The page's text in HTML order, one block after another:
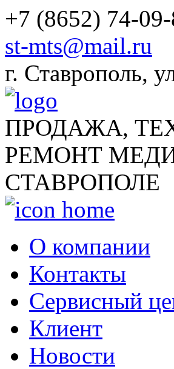
+7 (8652) 74-
st-mts@mail.ru
г. Ставрополь,
ПРОДАЖА,
РЕМОНТ
СТАВРОПОЛЕ
О компании
Контакты
Сервисный
Клиент
Новости